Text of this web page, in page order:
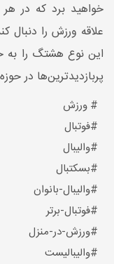
خواهید برد که در
علاقه ورزش را دنبال
این نوع هشتگ را به
پربازدیدترین‌ها در
# ورزش
#فوتبال
#والیبال
#بسکتبال
#والیبال-بانوان
#فوتبال-برتر
#ورزش-در-منزل
#والیبالیست